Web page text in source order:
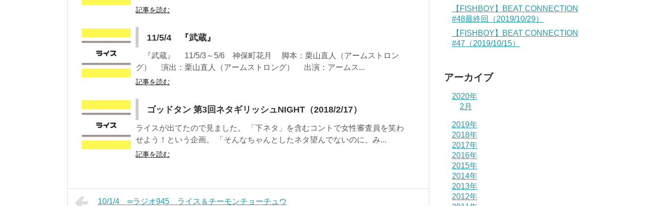
記事を読む
11/5/4 『武蔵』
『武蔵』 11/5/3～5/6 神保町花月 脚本：栗山直人（アームストロン
グ） 演出：栗山直人（アームストロング） 出演：アームス...
記事を読む
ゴッドタン 第3回ネタギリッシュNIGHT（2018/2/17）
ライスが出てたので見ました。 「下ネタ」を含むコントで女性審査員を笑わ
せよう！という企画。 「そんなちゃんとしたネタ望んでないのに、み...
記事を読む
10/1/4 ∞ラジオ945 ライス＆チーモンチョーチュウ
【FISHBOY】BEAT CONNECTION
#48最終回（2019/10/29）
【FISHBOY】BEAT CONNECTION
#47（2019/10/15）
アーカイブ
2020年
2月
2019年
2018年
2017年
2016年
2015年
2014年
2013年
2012年